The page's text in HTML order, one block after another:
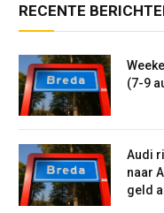
RECENTE
(7-9
Audi
naar
geld